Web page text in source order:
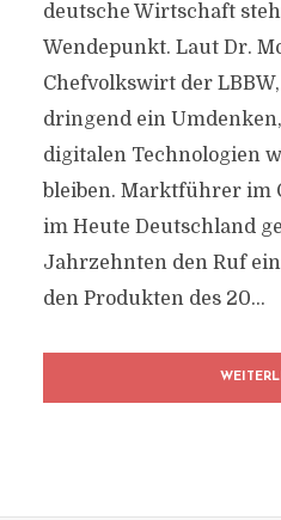
deutsche Wirtschaft
Wendepunkt. Laut Dr.
Chefvolkswirt der
dringend ein
digitalen Technologien
bleiben. Marktführer im
im Heute Deutschland
Jahrzehnten den Ruf
den Produkten des 20...